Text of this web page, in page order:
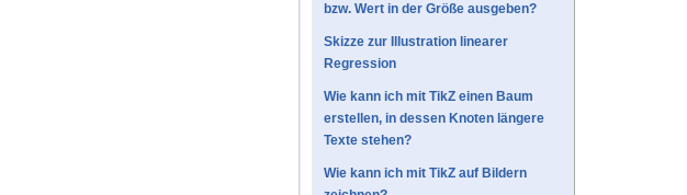
bzw. Wert in der Größe ausgeben?
Skizze zur Illustration linearer
Regression
Wie kann ich mit TikZ einen Baum
erstellen, in dessen Knoten längere
Texte stehen?
Wie kann ich mit TikZ auf Bildern